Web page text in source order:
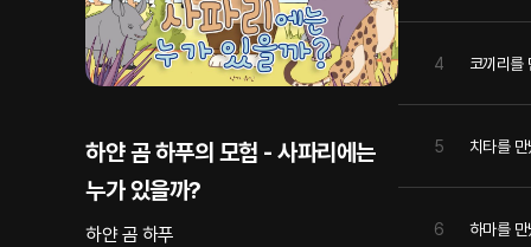
하얀 곰 하푸의 모험 - 사파리에는
누가 있을까?
하얀 곰 하푸
4 코끼리를
5 치타를
6 하마를 만